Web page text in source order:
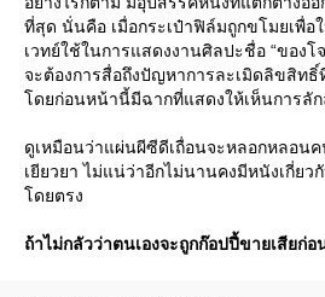
ที่สุด นั่นคือ เมื่อกระเป๋าฟิล์มถูกขโมยเพื่
เวทย์ใช้ในการแสดงงานศิลปะชื่อ “ของโ
จะต้องการสื่อถึงปัญหาการละเมิดลิขสิท
ดยก่อนหน้านี้มีฉากที่แสดงให้เห็นการลั
ดูเหมือนว่าแผ่นผีซีดีเถื่อนจะหลอกหลอน
เยียวยา ไม่แน่ว่าอีกไม่นานคงมีหนังเกี่ย
ดยตรง
ถ้าไม่กลัวว่าตนเองจะถูกก๊อปปี้ขายเสียก่อ